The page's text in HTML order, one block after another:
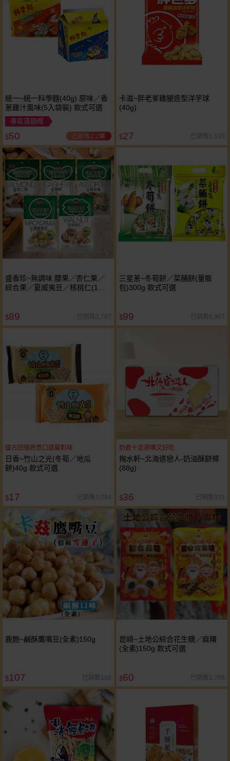
統一~統一科學麵(40g) 原味／香
蔥雞汁風味(5入袋裝) 款式可選
專區滿額贈
$50 已銷售2.2萬
卡滋~胖老爹雞腿造型洋芋球
(40g)
$27 已銷售1,139
盛香珍~無調味 腰果／杏仁果／
綜合果／夏威夷豆／核桃仁(1包
$89 已銷售3,797
三星蔥~冬筍餅／菜脯餅(量販
包)300g 款式可選
$99 已銷售6,907
復古回憶熟悉口感最對味
日香~竹山之光(冬筍／地瓜
餅)40g 款式可選
$17 已銷售3,094
奶香十足涮嘴又好吃
掬水軒~北海道戀人-奶油酥餅條
(88g)
$36 已銷售993
鹿飽~鹹酥鷹嘴豆(全素)150g
$107 已銷售108
崑崎~土地公綜合花生糖／麻糬
(全素)150g 款式可選
$60 已銷售1,766